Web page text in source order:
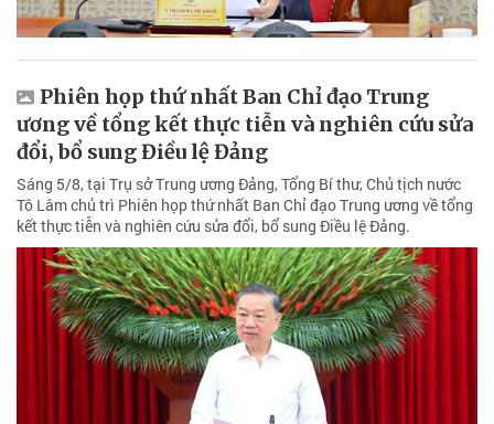
Phiên họp thứ nhất Ban Chỉ đạo Trung
ương về tổng kết thực tiễn và nghiên cứu sửa
đổi, bổ sung Điều lệ Đảng
Sáng 5/8, tại Trụ sở Trung ương Đảng, Tổng Bí thư, Chủ tịch nước
Tô Lâm chủ trì Phiên họp thứ nhất Ban Chỉ đạo Trung ương về tổng
kết thực tiễn và nghiên cứu sửa đổi, bổ sung Điều lệ Đảng.